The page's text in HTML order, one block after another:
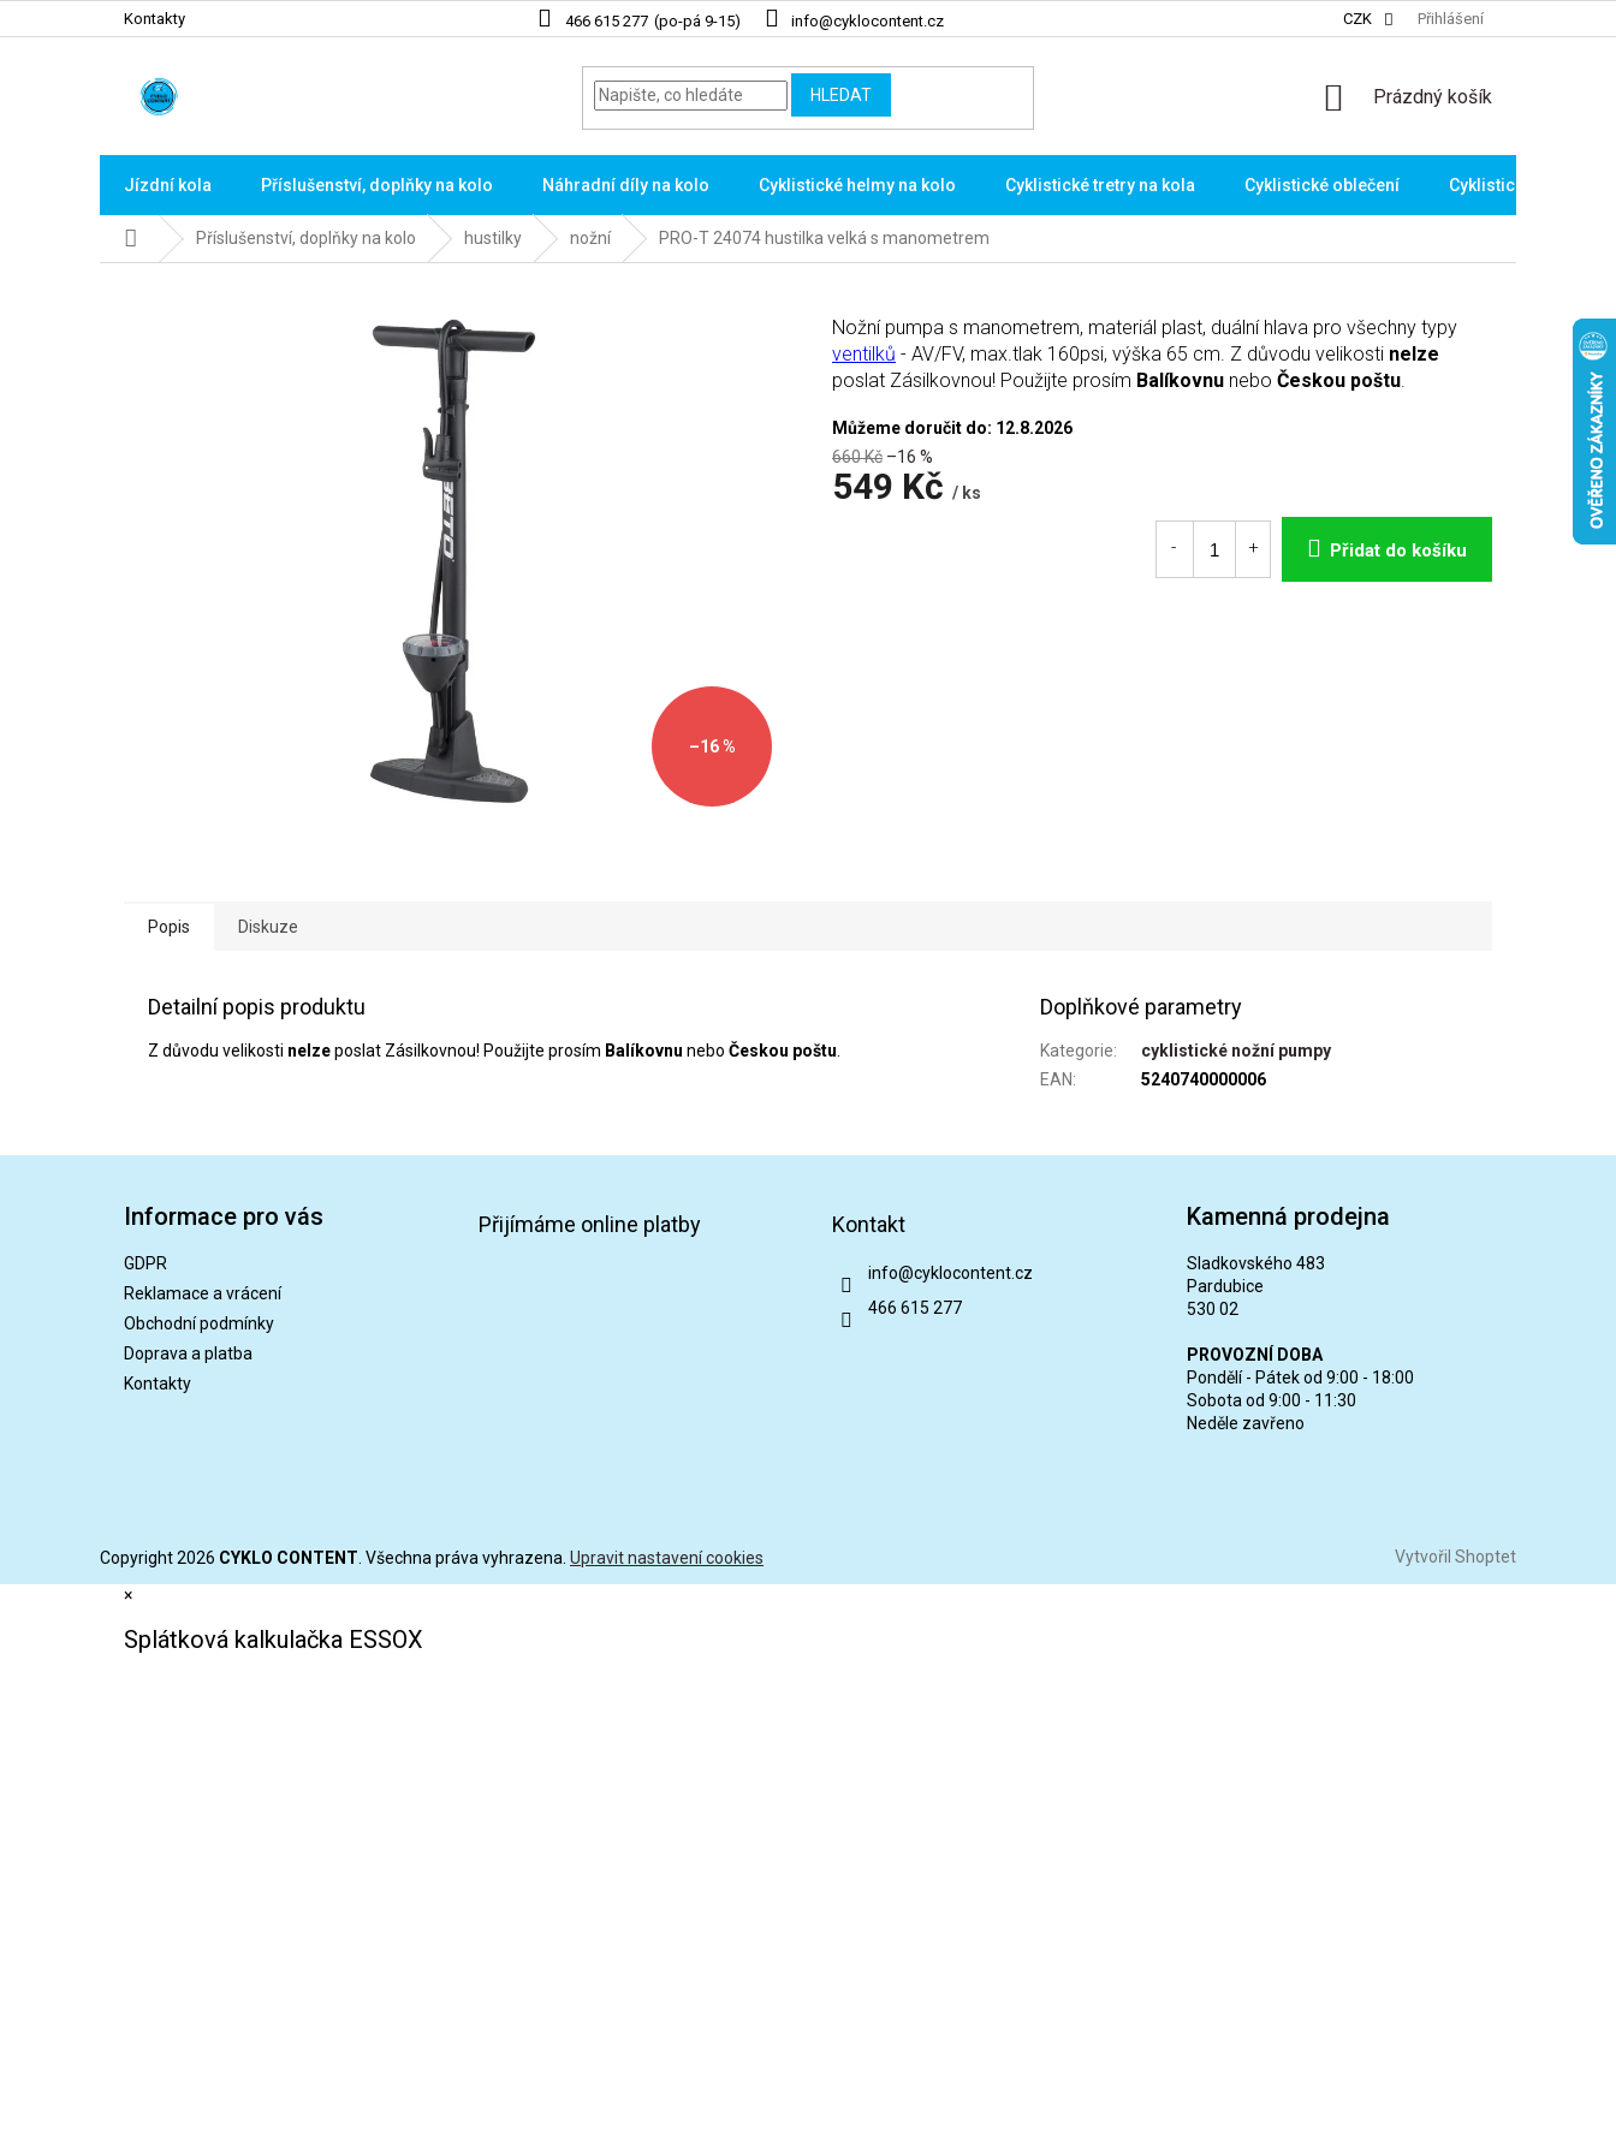
na
466 615 277 info@cyklocontent.cz
Kontakty CZK Přihlášení
HLEDAT
NÁKUPNÍ
Prázdný košík
Jízdní kola Příslušenství, doplňky na kolo Náhradní díly na kolo Cyklistické helmy na kolo Cyklistické tretry na kola Cyklistické oblečení Cyklistické brýle
Domů Příslušenství, doplňky na kolo hustilky nožní PRO-T 24074 hustilka velká s manometrem
–16 %
660 Kč –16 %
549 Kč / ks
Můžeme doručit do: 12.8.2026
Přidat do košíku
Nožní pumpa s manometrem, materiál plast, duální hlava pro všechny typy
ventilků - AV/FV, max.tlak 160psi, výška 65 cm. Z důvodu velikosti nelze
poslat Zásilkovnou! Použijte prosím Balíkovnu nebo Českou poštu.
Popis Diskuze
Detailní popis produktu
Z důvodu velikosti nelzeposlat Zásilkovnou! Použijte prosím Balíkovnu nebo Českou poštu
Doplňkové parametry
Kategorie:
cyklistické nožní pumpy
EAN: 5240740000006
Informace pro vás
GDPR
Reklamace a vrácení
Obchodní podmínky
Doprava a platba
Kontakty
Přijímáme online platby Kontakt
info@cyklocontent.cz
466 615 277
Kamenná prodejna
Sladkovského 483
Pardubice
530 02
PROVOZNÍ DOBA
Pondělí - Pátek od 9:00 - 18:00
Sobota od 9:00 - 11:30
Neděle zavřeno
Vytvořil Shoptet
Copyright 2026 CYKLO CONTENT . Všechna práva vyhrazena. Upravit nastavení cookies
×
Splátková kalkulačka ESSOX